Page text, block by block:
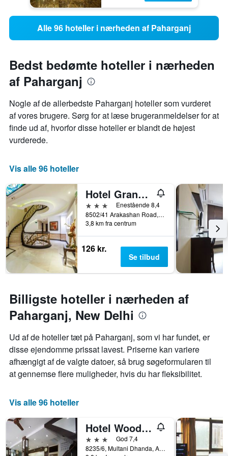
Alle 96 hoteller i nærheden af Paharganj
Bedst bedømte hoteller i nærheden
af Paharganj
Nogle af de allerbedste Paharganj hoteller som vurderet
af vores brugere. Sørg for at læse brugeranmeldelser for at
finde ud af, hvorfor disse hoteller er blandt de højest
vurderede.
Vis alle 96 hoteller
Hotel Grand Godwin
3 stjernerEnestående 8,4
8502/41 Arakashan Road, New Delhi, Indien
3,8 km fra centrum
126 kr.
Se tilbud
Billigste hoteller i nærheden af
Paharganj, New Delhi
Ud af de hoteller tæt på Paharganj, som vi har fundet, er
disse ejendomme prissat lavest. Priserne kan variere
afhængigt af de valgte datoer, så brug søgeformularen til
at gennemse flere muligheder, hvis du har fleksibilitet.
Vis alle 96 hoteller
Hotel Woodland Deluxe
3 stjernerGod 7,4
8235/6, Multani Dhanda, Arakashan Road, New Delhi, Indien